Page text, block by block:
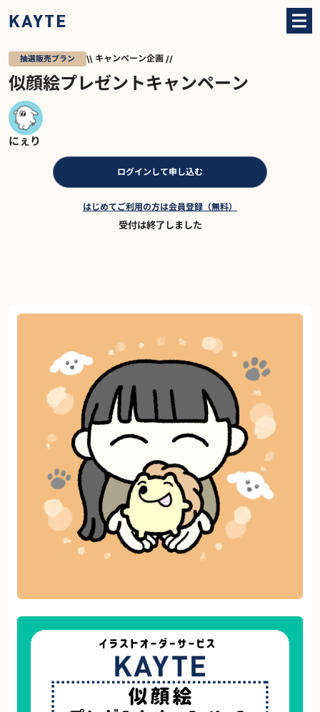
抽選販売プラン キャンペーン企画
似顔絵プレゼントキャンペーン
にぇり
ログインして申し込む
はじめてご利用の方は会員登録（無料）
受付は終了しました